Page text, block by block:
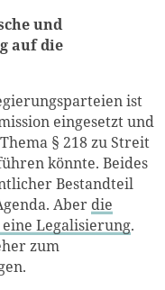
und
auf die
ist
eingesetzt und
§ 218 zu Streit
könnte. Beides
Bestandteil
Aber die
Legalisierung.
zum